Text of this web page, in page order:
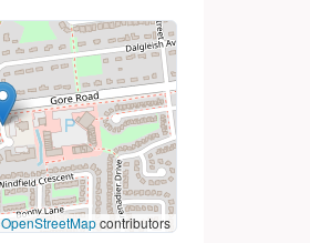
OpenStreetMapcontributors